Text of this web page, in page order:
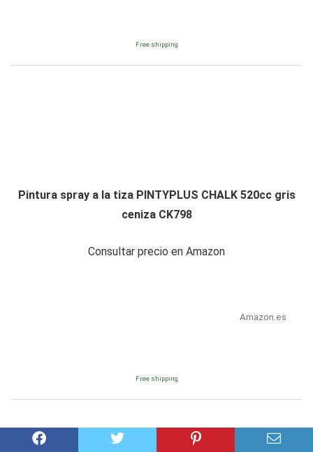
Free shipping
Pintura spray a la tiza PINTYPLUS CHALK 520cc gris
ceniza CK798
Consultar precio en Amazon
Amazon.es
Free shipping